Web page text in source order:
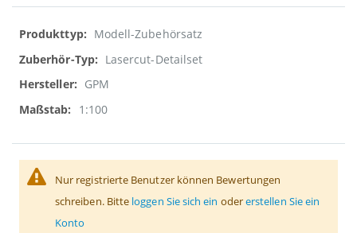
Weitere
Informationen
Modell-Zubehörsatz
Lasercut-Detailset
GPM
1:100
Nur registrierte Benutzer können Bewertungen
schreiben. Bitte loggen Sie sich ein odererstellen Sie ein
Konto